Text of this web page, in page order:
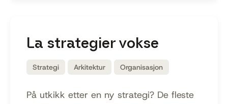
La strategier vokse
Strategi Arkitektur Organisasjon
På utkikk etter en ny strategi? De fleste